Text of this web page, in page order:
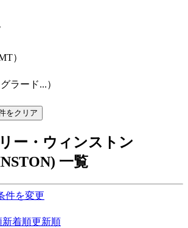
）
ラード...）
をクリア
ー・ウィンストン
一覧
件を変更
新着順更新順